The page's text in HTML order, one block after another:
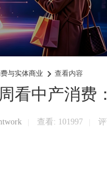
与实体商业 › 查看内容
看中产消费
查看: 101997